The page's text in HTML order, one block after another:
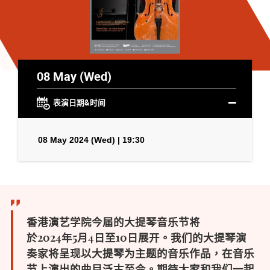
08 May (Wed)
表演日期&时间
08 May 2024 (Wed) | 19:30
香港演艺学院今届的大提琴音乐节将
於2024年5月4 日至10 日展开。我们的大提琴演
奏家将呈现以大提琴为主题的音乐作品，在音乐